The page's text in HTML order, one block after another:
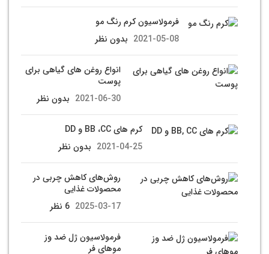
فرمولاسیون کرم رنگ مو
2021-05-08 بدون نظر
انواع روغن های گیاهی برای
پوست
2021-06-30 بدون نظر
کرم های BB ،CC و DD
2021-04-25 بدون نظر
روش‌های کاهش چربی در
محصولات غذایی
2025-03-17 6 نظر
فرمولاسیون ژل ضد وز
موهای فر